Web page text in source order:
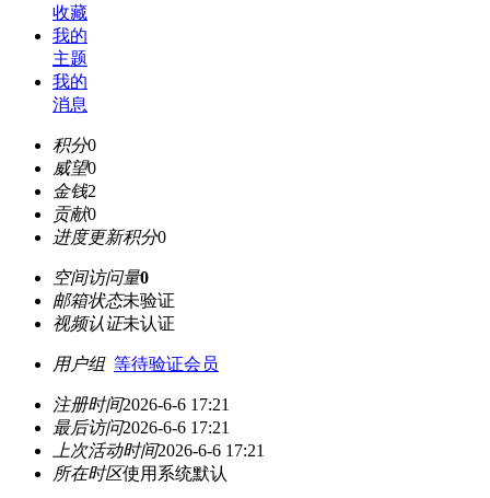
收藏
我的
主题
我的
消息
积分0
威望0
金钱2
贡献0
进度更新积分0
空间访问量0
邮箱状态未验证
视频认证未认证
用户组 等待验证会员
注册时间2026-6-6 17:21
最后访问2026-6-6 17:21
上次活动时间2026-6-6 17:21
所在时区使用系统默认